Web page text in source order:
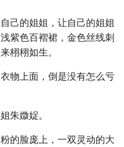
己的姐姐，让自己的姐姐
紫色百褶裙，金色丝线刺
栩栩如生。
物上面，倒是没有怎么亏
朱媺娖。
的脸庞上，一双灵动的大